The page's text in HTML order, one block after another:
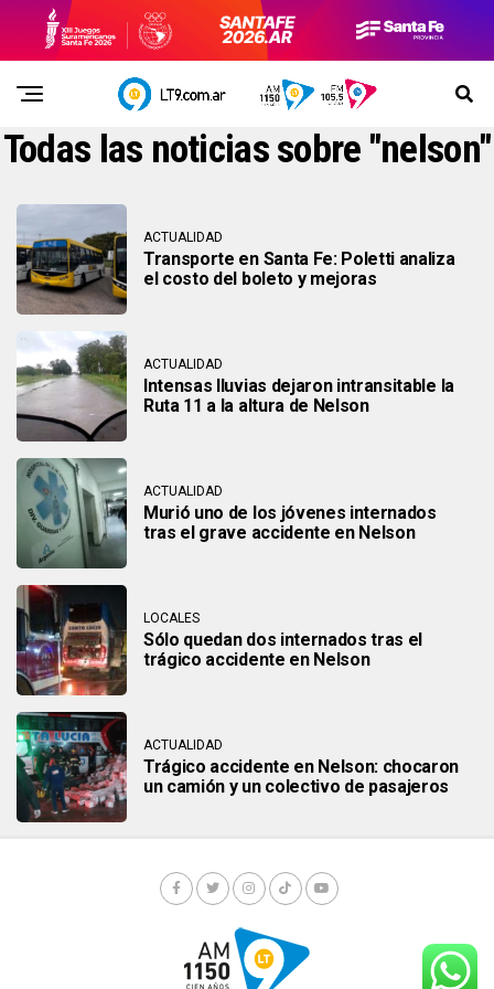
Todas las noticias sobre "nelson"
ACTUALIDAD
Transporte en Santa Fe: Poletti analiza
el costo del boleto y mejoras
ACTUALIDAD
Intensas lluvias dejaron intransitable la
Ruta 11 a la altura de Nelson
ACTUALIDAD
Murió uno de los jóvenes internados
tras el grave accidente en Nelson
LOCALES
Sólo quedan dos internados tras el
trágico accidente en Nelson
ACTUALIDAD
Trágico accidente en Nelson: chocaron
un camión y un colectivo de pasajeros